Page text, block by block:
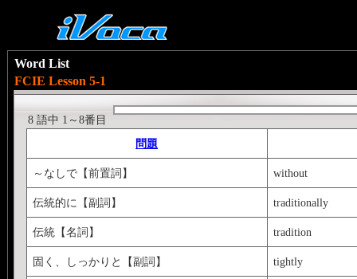
Word List
FCIE Lesson 5-1
8 語中 1～8番目
問題
～なしで【前置詞】 without
伝統的に【副詞】 traditionally
伝統【名詞】 tradition
固く、しっかりと【副詞】 tightly